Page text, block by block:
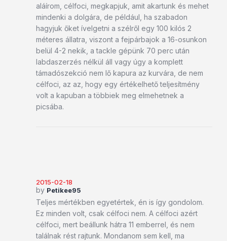
aláírom, célfoci, megkapjuk, amit akartunk és mehet
mindenki a dolgára, de például, ha szabadon
hagyjuk őket ívelgetni a szélről egy 100 kilós 2
méteres állatra, viszont a fejpárbajok a 16-osunkon
belül 4-2 nekik, a tackle gépünk 70 perc után
labdaszerzés nélkül áll vagy úgy a komplett
támadószekció nem lő kapura az kurvára, de nem
célfoci, az az, hogy egy értékelhető teljesítmény
volt a kapuban a többiek meg elmehetnek a
picsába.
2015-02-18
by Petikee95
Teljes mértékben egyetértek, én is így gondolom.
Ez minden volt, csak célfoci nem. A célfoci azért
célfoci, mert beállunk hátra 11 emberrel, és nem
találnak rést rajtunk. Mondanom sem kell, ma